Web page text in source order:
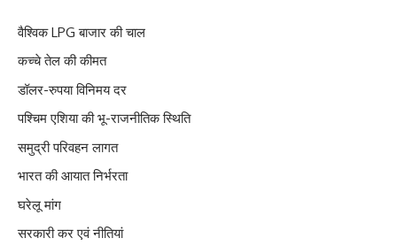
वैश्विक LPG बाजार की चाल
कच्चे तेल की कीमत
डॉलर-रुपया विनिमय दर
पश्चिम एशिया की भू-राजनीतिक स्थिति
समुद्री परिवहन लागत
भारत की आयात निर्भरता
घरेलू मांग
सरकारी कर एवं नीतियां